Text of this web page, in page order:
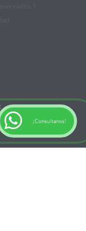
¡Consultanos!